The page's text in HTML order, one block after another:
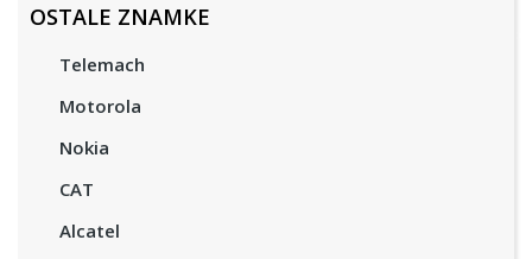
OSTALE ZNAMKE
Telemach
Motorola
Nokia
CAT
Alcatel